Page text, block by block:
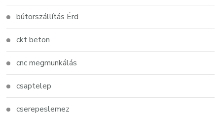
bútorszállítás Érd
ckt beton
cnc megmunkálás
csaptelep
cserepeslemez